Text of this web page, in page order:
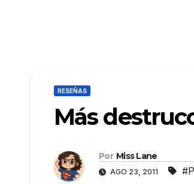
RESEÑAS
Más
Por Miss Lane
AGO 23, 2011